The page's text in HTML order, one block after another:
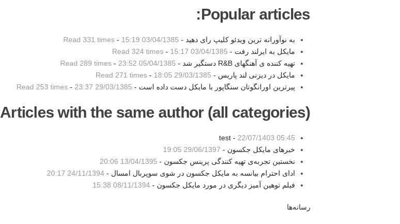
Popular articles:
به نوآورانه ترین ویدئو کلیپ رای دهید - 03/04/1385 15:19
-
Read 331 times
مایکل به ایرلند رفت - 03/04/1385 15:17
-
Read 324 times
تهیه کننده ی آهنگهای R&B دستگیر شد -
05/04/1385 23:52
-
Read 289 times
مایکل در دیزنی لند پاریس - 29/03/1385 18:05
-
Read 271 times
پیرترین اورانگوتان سنگاپور با مایکل دست داده است - 29/03/1385 23:37
-
Read 253 times
Articles with the same author (all categories):
test - 22/07/1403 05:45
خبرهای مایکل جکسون - 29/06/1397 19:05
نخستین تجربه‌ی تهیه کنندگی پرینس جکسون - 13/04/1395 20:06
ادای احترام بیانسه به مایکل جکسون در شوی سوپربال امسال -24/11/1394 20:17
فیلم توهین آمیز دیگری در مورد مایکل جکسون -08/11/1394 15:38
رسانه‌ها